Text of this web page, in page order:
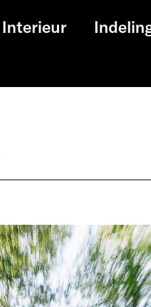
Interieur